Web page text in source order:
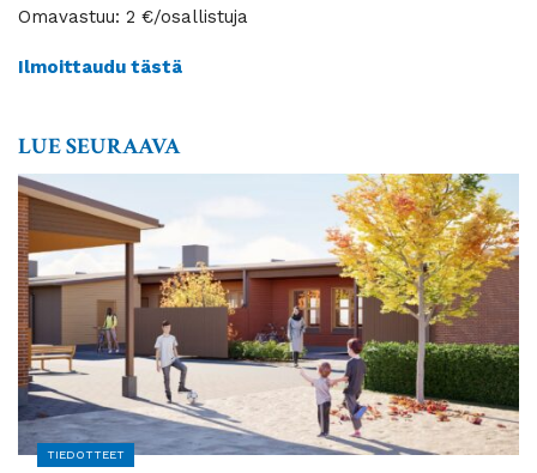
Omavastuu: 2 €/osallistuja
Ilmoittaudu tästä
LUE SEURAAVA
TIEDOTTEET